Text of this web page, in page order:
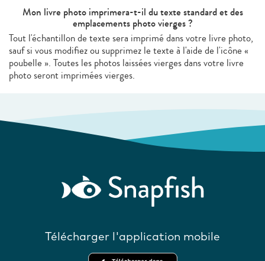
Mon livre photo imprimera-t-il du texte standard et des
emplacements photo vierges ?
Tout l'échantillon de texte sera imprimé dans votre livre photo,
sauf si vous modifiez ou supprimez le texte à l'aide de l'icône «
poubelle ». Toutes les photos laissées vierges dans votre livre
photo seront imprimées vierges.
Télécharger l'application mobile